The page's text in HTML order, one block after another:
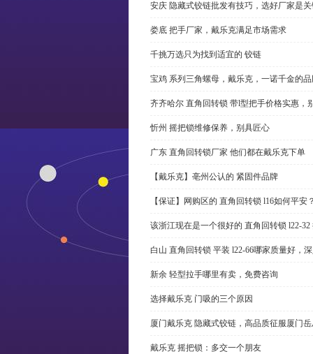
安庆 隐藏式铰链批发有技巧，选好厂家是
娄底 把手厂家，戴乐克满足市场需求
千挑万选只为找到适宜的 铰链
宝鸡 系列三角螺母，戴乐克，一诺千金的
齐齐哈尔 直角回转锁 带l型把手价格实惠，
忻州 摇把锁维修保养，别具匠心
广东 直角回转锁厂家 他们都在戴乐克下单
【戴乐克】亳州公认的 紧固件品牌
【保证】网购区的 直角回转锁 l16如何平安
该浙江现在是一个很好的 直角回转锁 l22-
白山 直角回转锁 平装 l22-66哪家质量好，
新余 轻型拉手哪里有卖，免费咨询
选择戴乐克 门吸的三个原因
厦门戴乐克 隐藏式铰链，高品质征服厦门
戴乐克 摇把锁：多交一个朋友